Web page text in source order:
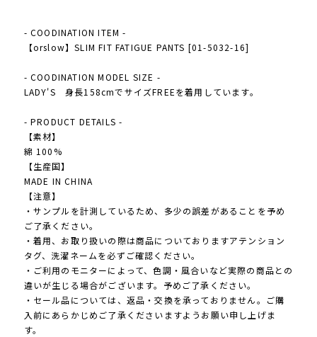
- COODINATION ITEM -
【orslow】SLIM FIT FATIGUE PANTS [01-5032-16]
- COODINATION MODEL SIZE -
LADY'S 身長158cmでサイズFREEを着用しています。
- PRODUCT DETAILS -
【素材】
綿 100%
【生産国】
MADE IN CHINA
【注意】
・サンプルを計測しているため、多少の誤差があることを予め
ご了承ください。
・着用、お取り扱いの際は商品についておりますアテンション
タグ、洗濯ネームを必ずご確認ください。
・ご利用のモニターによって、色調・風合いなど実際の商品との
違いが生じる場合がございます。予めご了承ください。
・セール品については、返品・交換を承っておりません。ご購
入前にあらかじめご了承くださいますようお願い申し上げま
す。